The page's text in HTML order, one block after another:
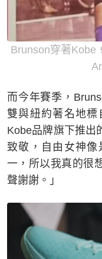
Brunson穿著Kobe
而今年賽季，
雙與紐約著名地標
Kobe品牌旗下推出
致敬，自由女神
一，所以我真的很
聲謝謝。」